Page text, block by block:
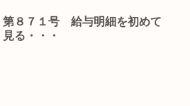
第８７１号 給与明細を初めて
見る・・・